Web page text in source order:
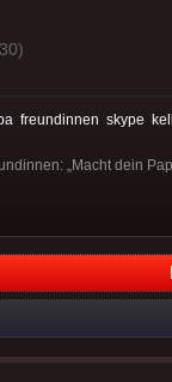
freundinnen skype
„Macht dein